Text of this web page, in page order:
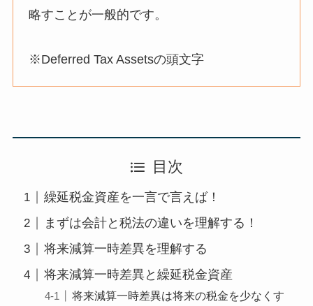
略すことが一般的です。
※Deferred Tax Assetsの頭文字
目次
繰延税金資産を一言で言えば！
まずは会計と税法の違いを理解する！
将来減算一時差異を理解する
将来減算一時差異と繰延税金資産
将来減算一時差異は将来の税金を少なくす